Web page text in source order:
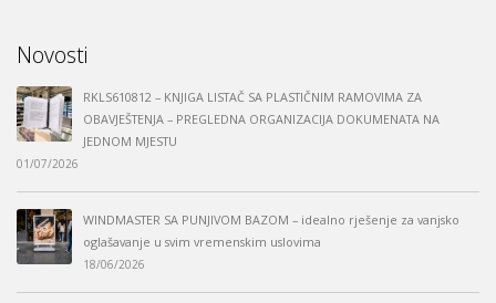
Novosti
RKLS610812 – KNJIGA LISTAČ SA PLASTIČNIM RAMOVIMA ZA
OBAVJEŠTENJA – PREGLEDNA ORGANIZACIJA DOKUMENATA NA
JEDNOM MJESTU
01/07/2026
WINDMASTER SA PUNJIVOM BAZOM – idealno rješenje za vanjsko
oglašavanje u svim vremenskim uslovima
18/06/2026